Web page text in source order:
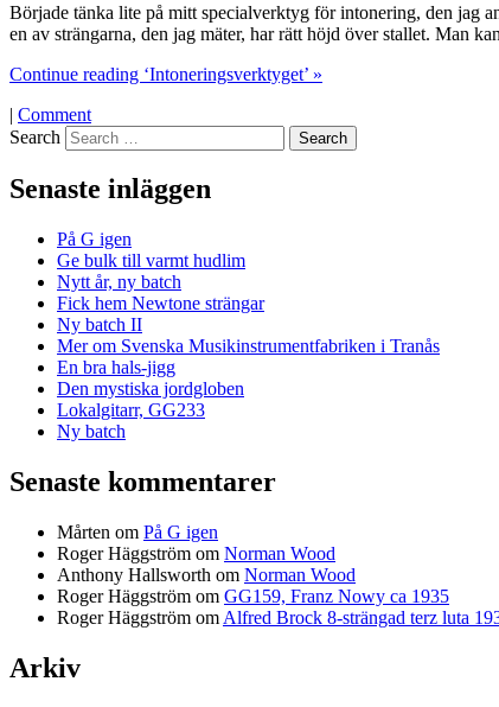
Började tänka lite på mitt specialverktyg för intonering, den jag
en av strängarna, den jag mäter, har rätt höjd över stallet. Man
Continue reading ‘Intoneringsverktyget’ »
| Comment
Search
Senaste inläggen
På G igen
Ge bulk till varmt hudlim
Nytt år, ny batch
Fick hem Newtone strängar
Ny batch II
Mer om Svenska Musikinstrumentfabriken i Tranås
En bra hals-jigg
Den mystiska jordgloben
Lokalgitarr, GG233
Ny batch
Senaste kommentarer
Mårten om På G igen
Roger Häggström om Norman Wood
Anthony Hallsworth om Norman Wood
Roger Häggström om GG159, Franz Nowy ca 1935
Roger Häggström om Alfred Brock 8-strängad terz luta
Arkiv